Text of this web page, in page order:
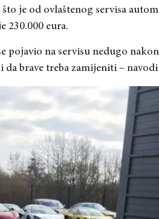
je od ovlaštenog servisa
230.000 eura.
pojavio na servisu nedugo
brave treba zamijeniti –